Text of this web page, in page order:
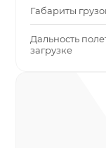
Габариты
Дальность
загрузке